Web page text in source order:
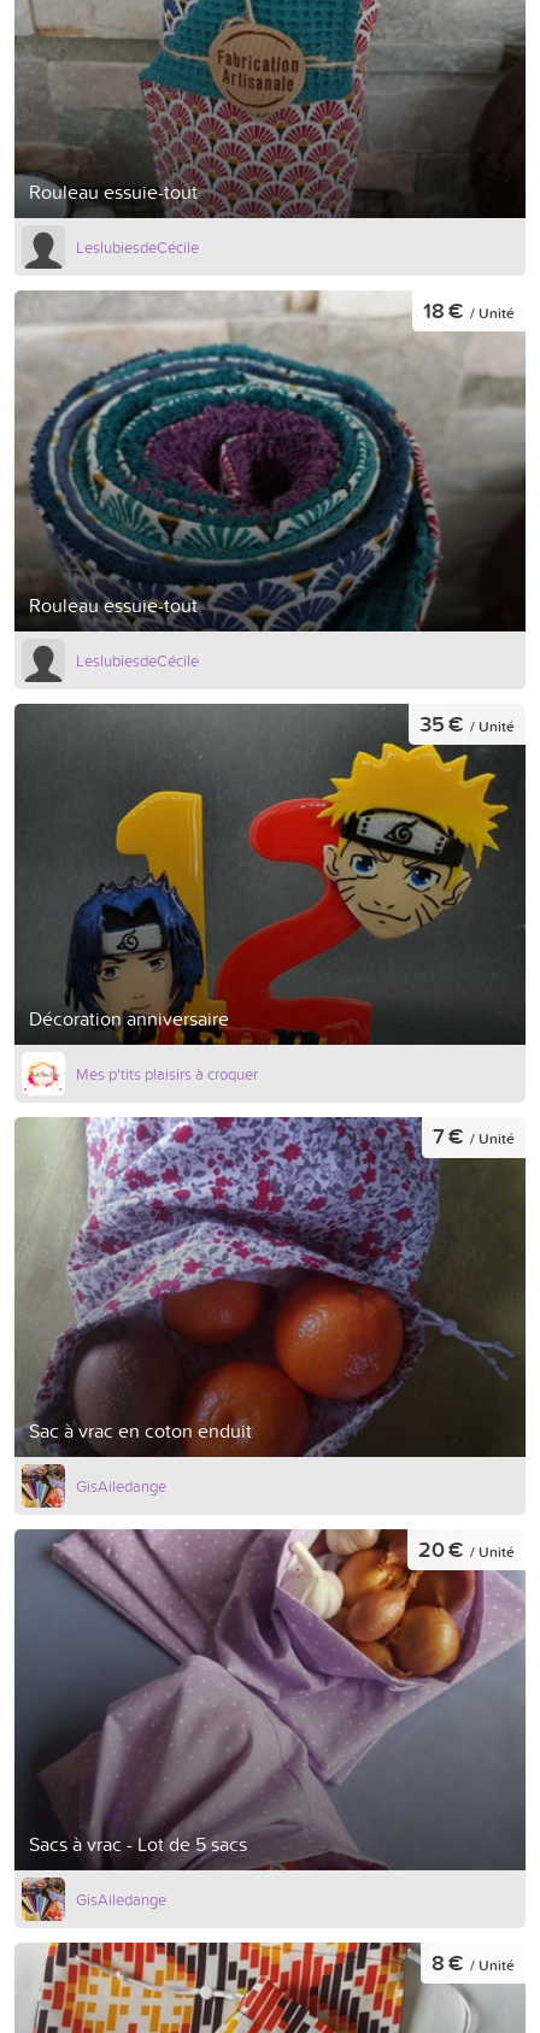
Rouleau essuie-tout
LeslubiesdeCécile
Rouleau essuie-tout
18 € / Unité
LeslubiesdeCécile
Décoration anniversaire
35 € / Unité
Mes p'tits plaisirs à croquer
Sac à vrac en coton enduit
7 € / Unité
GisAiledange
Sacs à vrac - Lot de 5 sacs
20 € / Unité
GisAiledange
8 € / Unité